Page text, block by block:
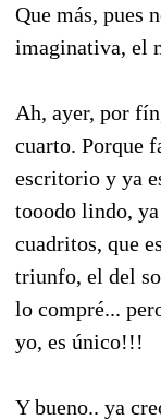
Que más, pues
imaginativa, el
Ah, ayer, por
cuarto. Porque
escritorio y ya
tooodo lindo,
cuadritos, que
triunfo, el del
lo compré...
yo, es único!!!
Y bueno.. ya